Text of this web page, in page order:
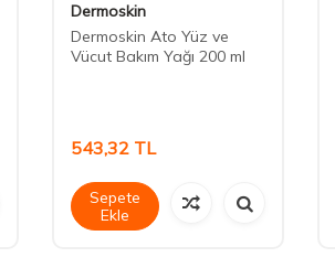
Dermoskin
Dermoskin Ato Yüz ve
Vücut Bakım Yağı 200 ml
543,32 TL
Sepete
Ekle